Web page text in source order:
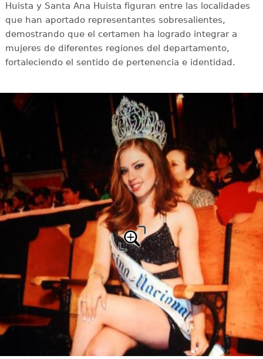
Huista y Santa Ana Huista figuran entre las localidades
que han aportado representantes sobresalientes,
demostrando que el certamen ha logrado integrar a
mujeres de diferentes regiones del departamento,
fortaleciendo el sentido de pertenencia e identidad.